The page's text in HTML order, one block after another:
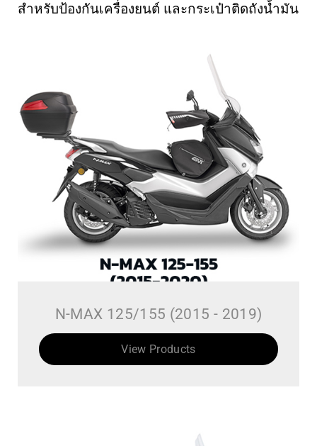
สำหรับป้องกันเครื่องยนต์ และกระเป๋าติดถังนํ้ามัน
N-MAX 125/155 (2015 - 2019)
View Products